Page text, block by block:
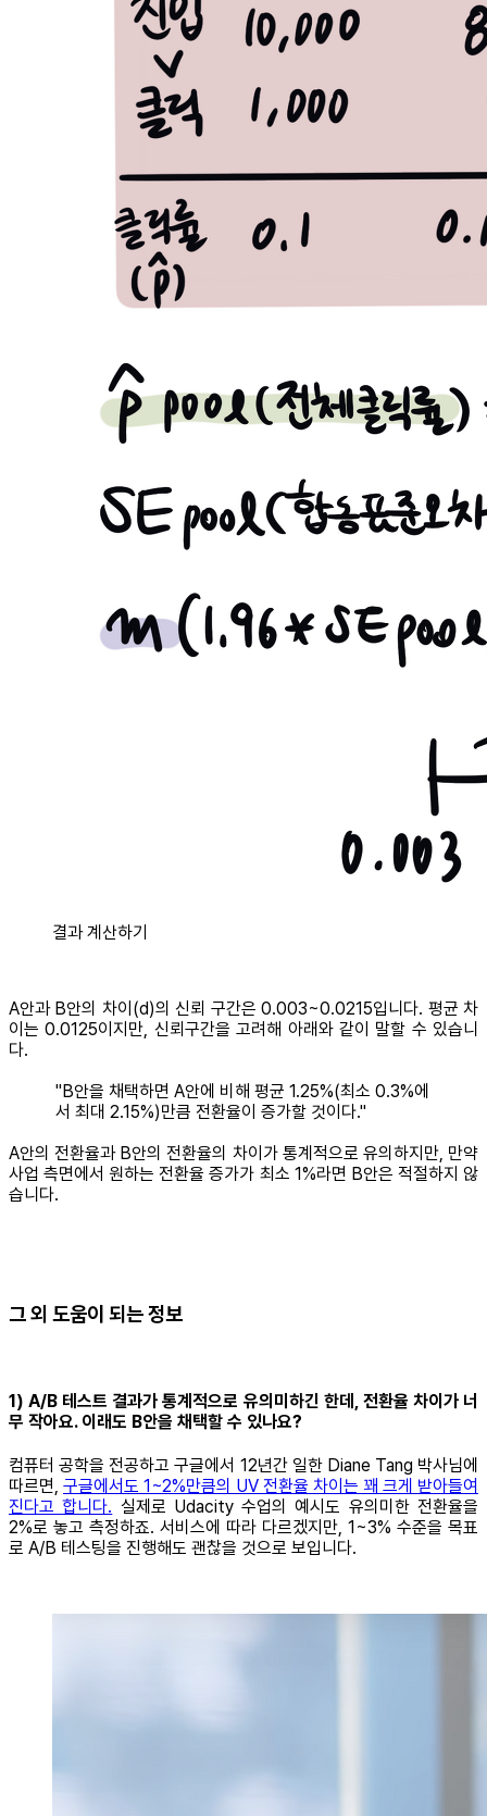
결과 계산하기
A안과 B안의 차이(d)의 신뢰 구간은 0.003~0.0215입니다. 평균 차
이는 0.0125이지만, 신뢰구간을 고려해 아래와 같이 말할 수 있습니
다.
"B안을 채택하면 A안에 비해 평균 1.25%(최소 0.3%에
서 최대 2.15%)만큼 전환율이 증가할 것이다."
A안의 전환율과 B안의 전환율의 차이가 통계적으로 유의하지만, 만약
사업 측면에서 원하는 전환율 증가가 최소 1%라면 B안은 적절하지 않
습니다.
그 외 도움이 되는 정보
1) A/B 테스트 결과가 통계적으로 유의미하긴 한데, 전환율 차이가 너
무 작아요. 이래도 B안을 채택할 수 있나요?
컴퓨터 공학을 전공하고 구글에서 12년간 일한 Diane Tang 박사님에
따르면, 구글에서도 1~2%만큼의 UV 전환율 차이는 꽤 크게 받아들여
진다고 합니다. 실제로 Udacity 수업의 예시도 유의미한 전환율을
2%로 놓고 측정하죠. 서비스에 따라 다르겠지만, 1~3% 수준을 목표
로 A/B 테스팅을 진행해도 괜찮을 것으로 보입니다.